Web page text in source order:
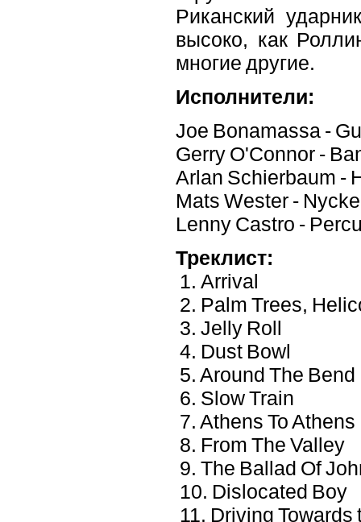
Риканский
высоко, как
многие другие.
Исполнители:
Joe Bonamassa -
Gerry O'Connor -
Arlan Schierbaum -
Mats Wester -
Lenny Castro -
Треклист:
1. Arrival
2. Palm Trees,
3. Jelly Roll
4. Dust Bowl
5. Around The Bend
6. Slow Train
7. Athens To Athens
8. From The Valley
9. The Ballad Of
10. Dislocated Boy
11. Driving